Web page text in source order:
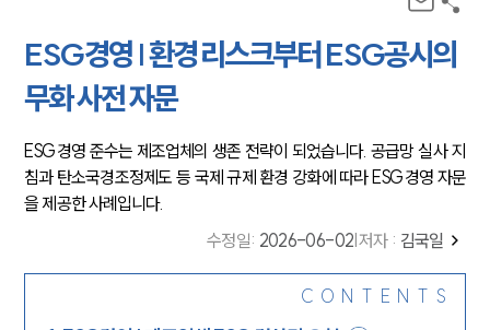
ESG경영 | 환경 리스크부터 ESG공시의
무화 사전 자문
ESG경영 준수는 제조업체의 생존 전략이 되었습니다. 공급망 실사 지
침과 탄소국경조정제도 등 국제 규제 환경 강화에 따라 ESG경영 자문
을 제공한 사례입니다.
수정일: 2026-06-02 저자 : 김국일
CONTENTS